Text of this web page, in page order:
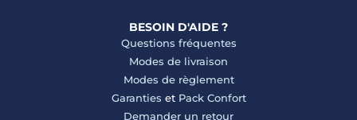
BESOIN D'AIDE ?
Questions fréquentes
Modes de livraison
Modes de règlement
Garanties et Pack Confort
Demander un retour